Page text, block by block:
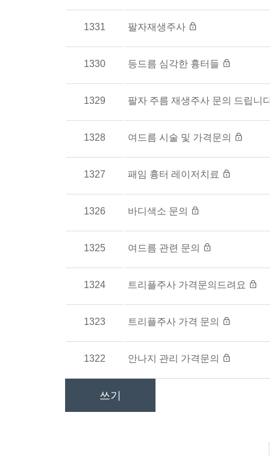
1331 팔자재생주사
1330 등드름 심각한 흉터들
1329 팔자 주름 재생주사 문의 드립니
1328 여드름 시술 및 가격문의
1327 패임 흉터 레이저치료
1326 바디색소 문의
1325 여드름 관련 문의
1324 트리플주사 가격문의드려요
1323 트리플주사 가격 문의
1322 안나지 관리 가격문의
쓰기